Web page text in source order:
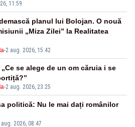
11:59
-2 aug. 2026, 15:42
planul lui Bolojan. O nouă
„Miza Zilei” la Realitatea
-2 aug. 2026, 23:25
se alege de un om căruia i se
aug. 2026, 08:47
politică: Nu le mai dați românilor